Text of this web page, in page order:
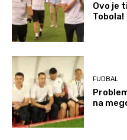
Ovo je
Tobola!
FUDBAL
na